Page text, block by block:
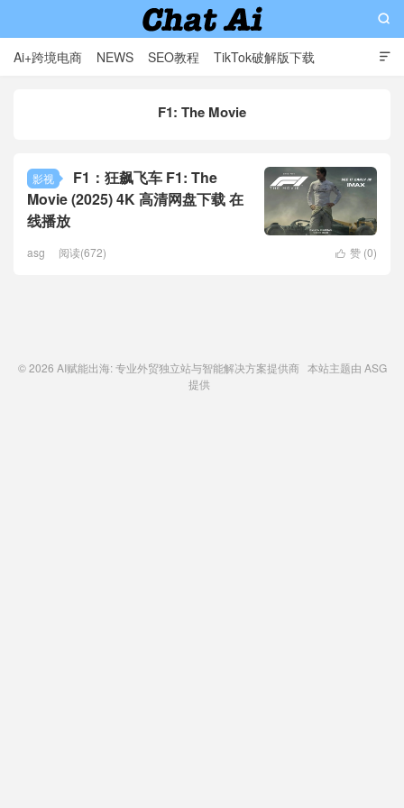

Ai+跨境电商 NEWS SEO教程 TikTok破解版下载

F1: The Movie
影视
F1：狂飙飞车 F1: The
Movie (2025) 4K 高清网盘下载 在
线播放
 赞 (0)
asg 阅读(672)
© 2026 AI赋能出海: 专业外贸独立站与智能解决方案提供商本站主题由 ASG
提供